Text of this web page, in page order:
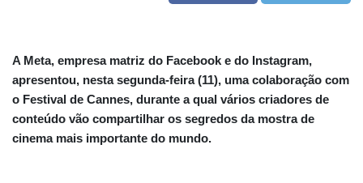
A Meta, empresa matriz do Facebook e do Instagram,
apresentou, nesta segunda-feira (11), uma colaboração com
o Festival de Cannes, durante a qual vários criadores de
conteúdo vão compartilhar os segredos da mostra de
cinema mais importante do mundo.